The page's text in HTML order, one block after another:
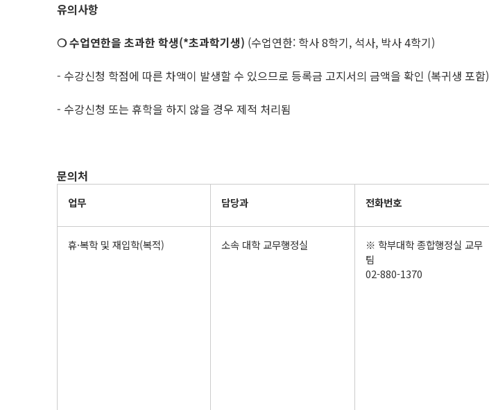
유의사항
❍ 수업연한을 초과한 학생(*초과학기생) (수업연한: 학사 8학기, 석사, 박사 4학기)
- 수강신청 학점에 따른 차액이 발생할 수 있으므로 등록금 고지서의 금액을 확인 (복귀생 포함)
- 수강신청 또는 휴학을 하지 않을 경우 제적 처리됨
문의처
업무 담당과 전화번호
휴·복학 및 재입학(복적) 소속 대학 교무행정실
※ 학부대학 종합행정실 교무
팀
02-880-1370